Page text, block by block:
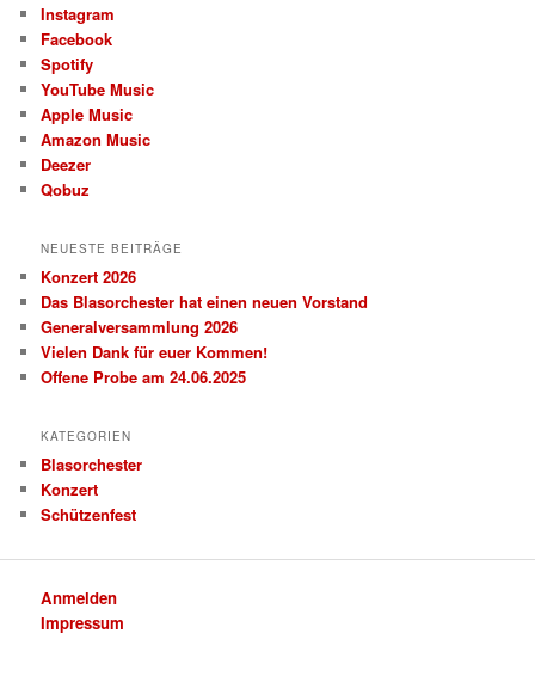
n
Instagram
Facebook
Spotify
YouTube Music
Apple Music
Amazon Music
Deezer
Qobuz
NEUESTE BEITRÄGE
Konzert 2026
Das Blasorchester hat einen neuen Vorstand
Generalversammlung 2026
Vielen Dank für euer Kommen!
Offene Probe am 24.06.2025
KATEGORIEN
Blasorchester
Konzert
Schützenfest
Anmelden
Impressum